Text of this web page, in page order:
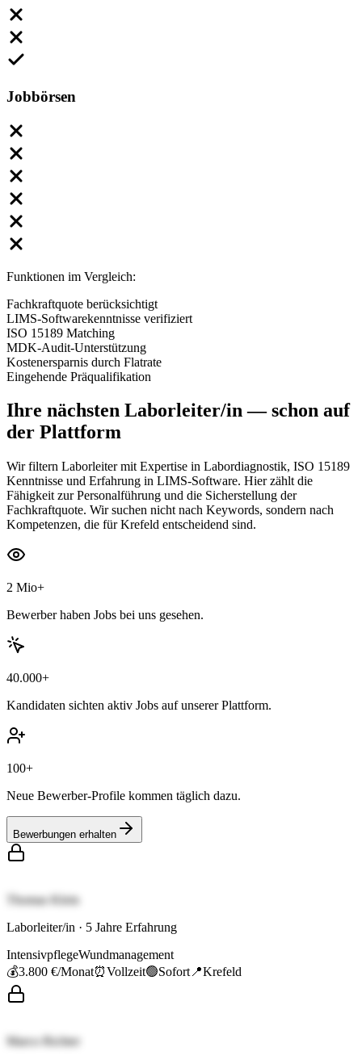
Jobbörsen
Funktionen im Vergleich:
Fachkraftquote berücksichtigt
LIMS-Softwarekenntnisse verifiziert
ISO 15189 Matching
MDK-Audit-Unterstützung
Kostenersparnis durch Flatrate
Eingehende Präqualifikation
Ihre nächsten Laborleiter/in— schon auf
der Plattform
Wir filtern Laborleiter mit Expertise in Labordiagnostik, ISO 15189
Kenntnisse und Erfahrung in LIMS-Software. Hier zählt die
Fähigkeit zur Personalführung und die Sicherstellung der
Fachkraftquote. Wir suchen nicht nach Keywords, sondern nach
Kompetenzen, die für Krefeld entscheidend sind.
2 Mio+
Bewerber haben Jobs bei uns gesehen.
40.000+
Kandidaten sichten aktiv Jobs auf unserer Plattform.
100+
Neue Bewerber-Profile kommen täglich dazu.
Bewerbungen erhalten
Thomas Klein
Laborleiter/in · 5 Jahre Erfahrung
IntensivpflegeWundmanagement
💰3.800 €/Monat⏰Vollzeit🟢Sofort 📍Krefeld
Marco Richter